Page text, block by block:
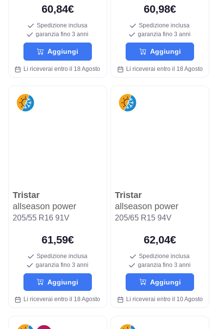
60,84€
Spedizione inclusa
garanzia fino 3 anni
Aggiungi
Li riceverai entro il 18 Agosto
60,98€
Spedizione inclusa
garanzia fino 3 anni
Aggiungi
Li riceverai entro il 18 Agosto
Tristar
allseason power
205/55 R16 91V
61,59€
Spedizione inclusa
garanzia fino 3 anni
Aggiungi
Li riceverai entro il 18 Agosto
Tristar
allseason power
205/65 R15 94V
62,04€
Spedizione inclusa
garanzia fino 3 anni
Aggiungi
Li riceverai entro il 10 Agosto